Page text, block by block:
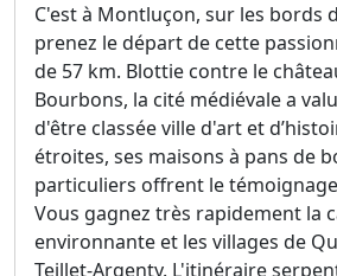
C'est à Montluçon, sur les bords
prenez le départ de cette
de 57 km. Blottie contre le
Bourbons, la cité médiévale a
d'être classée ville d'art et
étroites, ses maisons à pans de
particuliers offrent le
Vous gagnez très rapidement la
environnante et les villages de
Teillet-Argenty. L'itinéraire